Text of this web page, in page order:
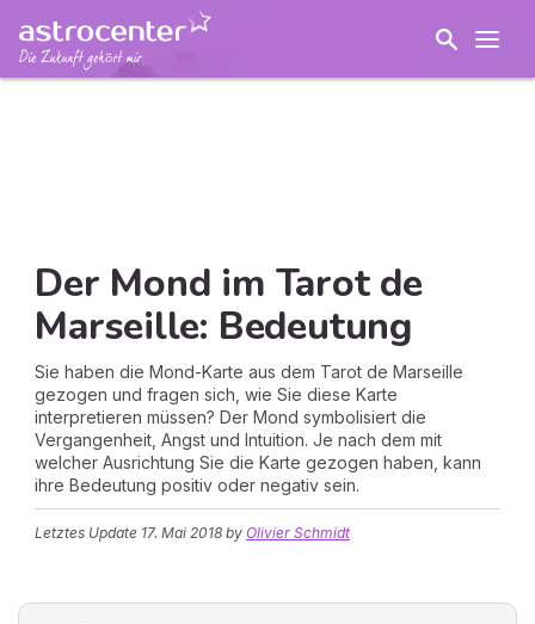
Der Mond im Tarot de
Marseille: Bedeutung
Sie haben die Mond-Karte aus dem Tarot de Marseille
gezogen und fragen sich, wie Sie diese Karte
interpretieren müssen? Der Mond symbolisiert die
Vergangenheit, Angst und Intuition. Je nach dem mit
welcher Ausrichtung Sie die Karte gezogen haben, kann
ihre Bedeutung positiv oder negativ sein.
Letztes Update 17. Mai 2018 by Olivier Schmidt